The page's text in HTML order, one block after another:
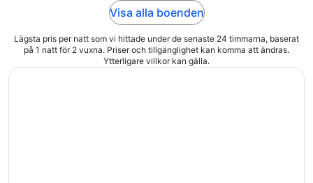
Visa alla boenden
Lägsta pris per natt som vi hittade under de senaste 24 timmarna, baserat
på 1 natt för 2 vuxna. Priser och tillgänglighet kan komma att ändras.
Ytterligare villkor kan gälla.